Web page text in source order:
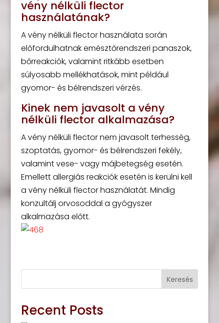
vény nélküli flector
használatának?
A vény nélküli flector használata során
előfordulhatnak emésztőrendszeri panaszok,
bőrreakciók, valamint ritkább esetben
súlyosabb mellékhatások, mint például
gyomor- és bélrendszeri vérzés.
Kinek nem javasolt a vény
nélküli flector alkalmazása?
A vény nélküli flector nem javasolt terhesség,
szoptatás, gyomor- és bélrendszeri fekély,
valamint vese- vagy májbetegség esetén.
Emellett allergiás reakciók esetén is kerülni kell
a vény nélküli flector használatát. Mindig
konzultálj orvosoddal a gyógyszer
alkalmazása előtt.
Keresés
Recent Posts